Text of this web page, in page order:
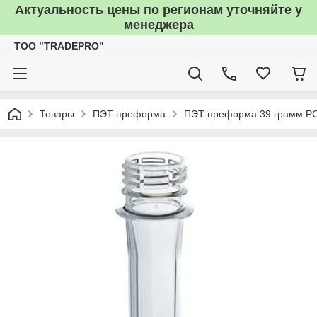
Актуальность цены по регионам уточняйте у
менеджера
TOO "TRADEPRO"
Товары ПЭТ преформа ПЭТ преформа 39 грамм